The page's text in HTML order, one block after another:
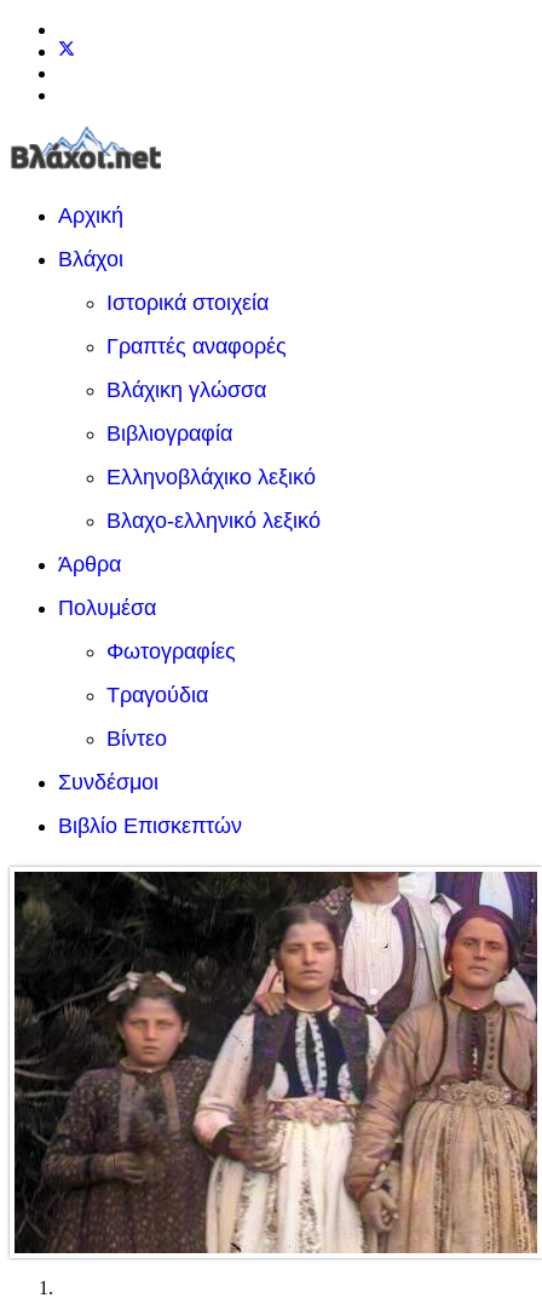
Αρχική
Βλάχοι
Ιστορικά στοιχεία
Γραπτές αναφορές
Βλάχικη γλώσσα
Βιβλιογραφία
Ελληνοβλάχικο λεξικό
Βλαχο-ελληνικό λεξικό
Άρθρα
Πολυμέσα
Φωτογραφίες
Τραγούδια
Βίντεο
Συνδέσμοι
Βιβλίο Επισκεπτών